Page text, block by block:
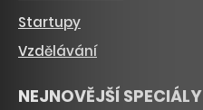
Startupy
Vzdělávání
NEJNOVĚJŠÍ SPECIÁLY